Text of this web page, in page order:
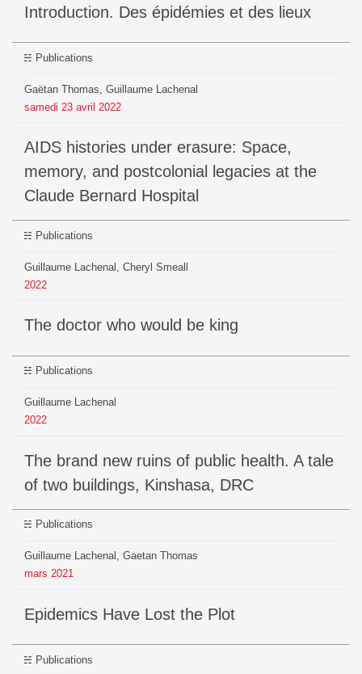
Introduction. Des épidémies et des lieux
Publications
Gaëtan Thomas, Guillaume Lachenal
samedi 23 avril 2022
AIDS histories under erasure: Space,
memory, and postcolonial legacies at the
Claude Bernard Hospital
Publications
Guillaume Lachenal, Cheryl Smeall
2022
The doctor who would be king
Publications
Guillaume Lachenal
2022
The brand new ruins of public health. A tale
of two buildings, Kinshasa, DRC
Publications
Guillaume Lachenal, Gaetan Thomas
mars 2021
Epidemics Have Lost the Plot
Publications